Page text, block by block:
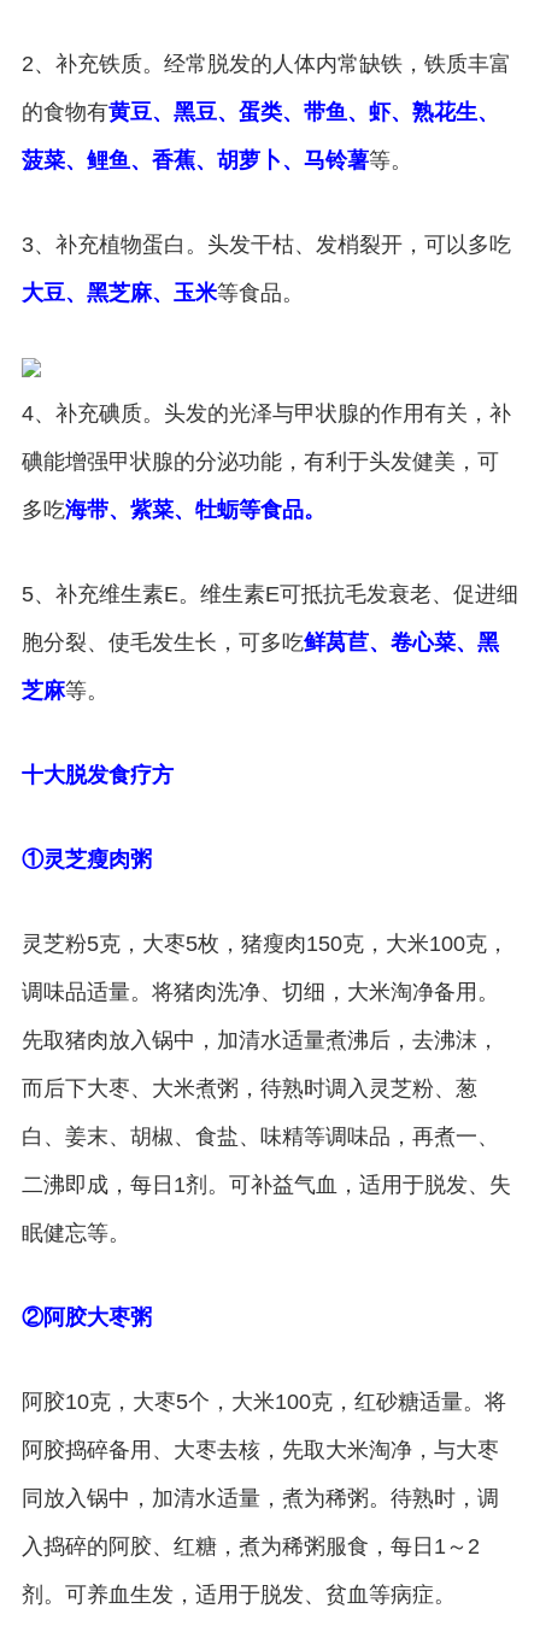
2、补充铁质。经常脱发的人体内常缺铁，铁质丰富
的食物有黄豆、黑豆、蛋类、带鱼、虾、熟花生、
菠菜、鲤鱼、香蕉、胡萝卜、马铃薯等。
3、补充植物蛋白。头发干枯、发梢裂开，可以多吃
大豆、黑芝麻、玉米等食品。
4、补充碘质。头发的光泽与甲状腺的作用有关，补
碘能增强甲状腺的分泌功能，有利于头发健美，可
多吃海带、紫菜、牡蛎等食品。
5、补充维生素E。维生素E可抵抗毛发衰老、促进细
胞分裂、使毛发生长，可多吃鲜莴苣、卷心菜、黑
芝麻等。
十大脱发食疗方
①灵芝瘦肉粥
灵芝粉5克，大枣5枚，猪瘦肉150克，大米100克，
调味品适量。将猪肉洗净、切细，大米淘净备用。
先取猪肉放入锅中，加清水适量煮沸后，去沸沫，
而后下大枣、大米煮粥，待熟时调入灵芝粉、葱
白、姜末、胡椒、食盐、味精等调味品，再煮一、
二沸即成，每日1剂。可补益气血，适用于脱发、失
眠健忘等。
②阿胶大枣粥
阿胶10克，大枣5个，大米100克，红砂糖适量。将
阿胶捣碎备用、大枣去核，先取大米淘净，与大枣
同放入锅中，加清水适量，煮为稀粥。待熟时，调
入捣碎的阿胶、红糖，煮为稀粥服食，每日1～2
剂。可养血生发，适用于脱发、贫血等病症。